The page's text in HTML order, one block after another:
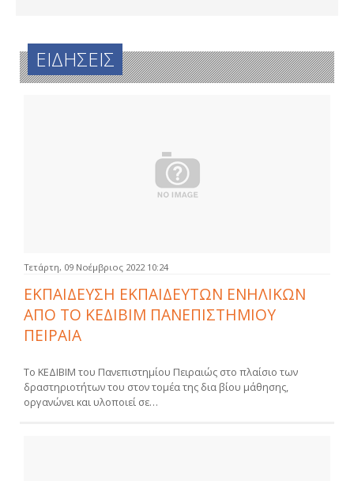
ΕΙΔΗΣΕΙΣ
Τετάρτη, 09 Νοέμβριος 2022 10:24
ΕΚΠΑΙΔΕΥΣΗ ΕΚΠΑΙΔΕΥΤΩΝ ΕΝΗΛΙΚΩΝ
ΑΠΟ ΤΟ ΚΕΔΙΒΙΜ ΠΑΝΕΠΙΣΤΗΜΙΟΥ
ΠΕΙΡΑΙΑ
Το ΚΕΔΙΒΙΜ του Πανεπιστημίου Πειραιώς στο πλαίσιο των
δραστηριοτήτων του στον τομέα της δια βίου μάθησης,
οργανώνει και υλοποιεί σε…